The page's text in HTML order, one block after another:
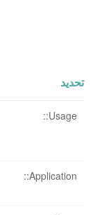
تحديد
Usage::
Application::